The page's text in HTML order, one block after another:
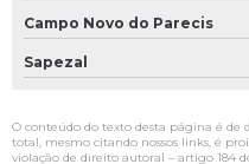
Campo Novo do Parecis
Sapezal
O conteúdo do texto desta página é de
total, mesmo citando nossos links, é
violação de direito autoral – artigo 184